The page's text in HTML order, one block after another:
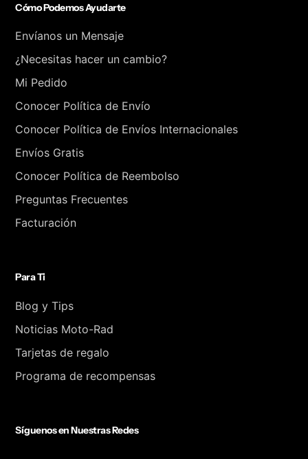
Cómo Podemos Ayudarte
Envíanos un Mensaje
¿Necesitas hacer un cambio?
Mi Pedido
Conocer Política de Envío
Conocer Política de Envíos Internacionales
Envíos Gratis
Conocer Política de Reembolso
Preguntas Frecuentes
Facturación
Para Ti
Blog y Tips
Noticias Moto-Rad
Tarjetas de regalo
Programa de recompensas
Síguenos en Nuestras Redes